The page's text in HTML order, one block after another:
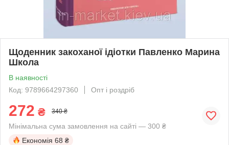
Щоденник закоханої ідіотки Павленко Марина
Школа
В наявності
Код: 9789664297360
Опт і роздріб
272 ₴ 340 ₴
Мінімальна сума замовлення на сайті — 300 ₴
Економія 68 ₴